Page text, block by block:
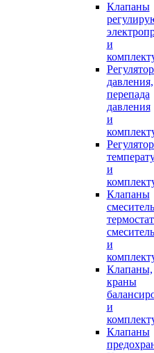
Клапаны
и
давления,
перепада
давления
и
и
Клапаны
и
Клапаны,
краны
и
Клапаны